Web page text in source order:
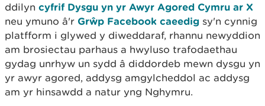
ddilyn cyfrif Dysgu yn yr Awyr Agored Cymru ar X
neu ymuno â'r Grŵp Facebook caeedig sy'n cynnig
platfform i glywed y diweddaraf, rhannu newyddion
am brosiectau parhaus a hwyluso trafodaethau
gydag unrhyw un sydd â diddordeb mewn dysgu yn
yr awyr agored, addysg amgylcheddol ac addysg
am yr hinsawdd a natur yng Nghymru.